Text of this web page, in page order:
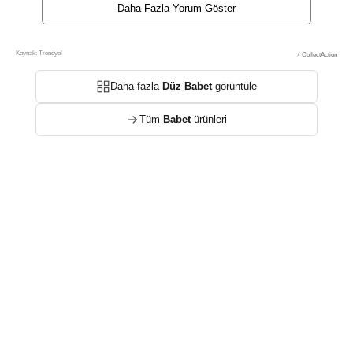
Daha Fazla Yorum Göster
Kaynak: Trendyol ⚡ CollectAction
Daha fazla Düz Babetgörüntüle
Tüm Babetürünleri